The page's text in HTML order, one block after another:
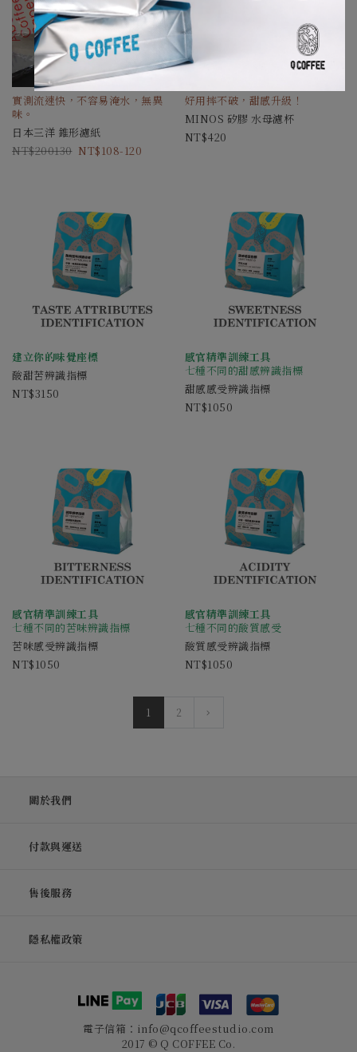
實測流速快，不容易淹水，無異
味。
日本三洋 錐形濾紙
200130
108-120
好用摔不破，甜感升級！
MINOS 矽膠 水母濾杯
420
建立你的味覺座標
酸甜苦辨識指標
3150
感官精準訓練工具
七種不同的甜感辨識指標
甜感感受辨識指標
1050
感官精準訓練工具
七種不同的苦味辨識指標
苦味感受辨識指標
1050
感官精準訓練工具
七種不同的酸質感受
酸質感受辨識指標
1050
1 2
關於我們
付款與運送
售後服務
隱私權政策
電子信箱：info@qcoffeestudio.com
2017 © Q COFFEE Co.